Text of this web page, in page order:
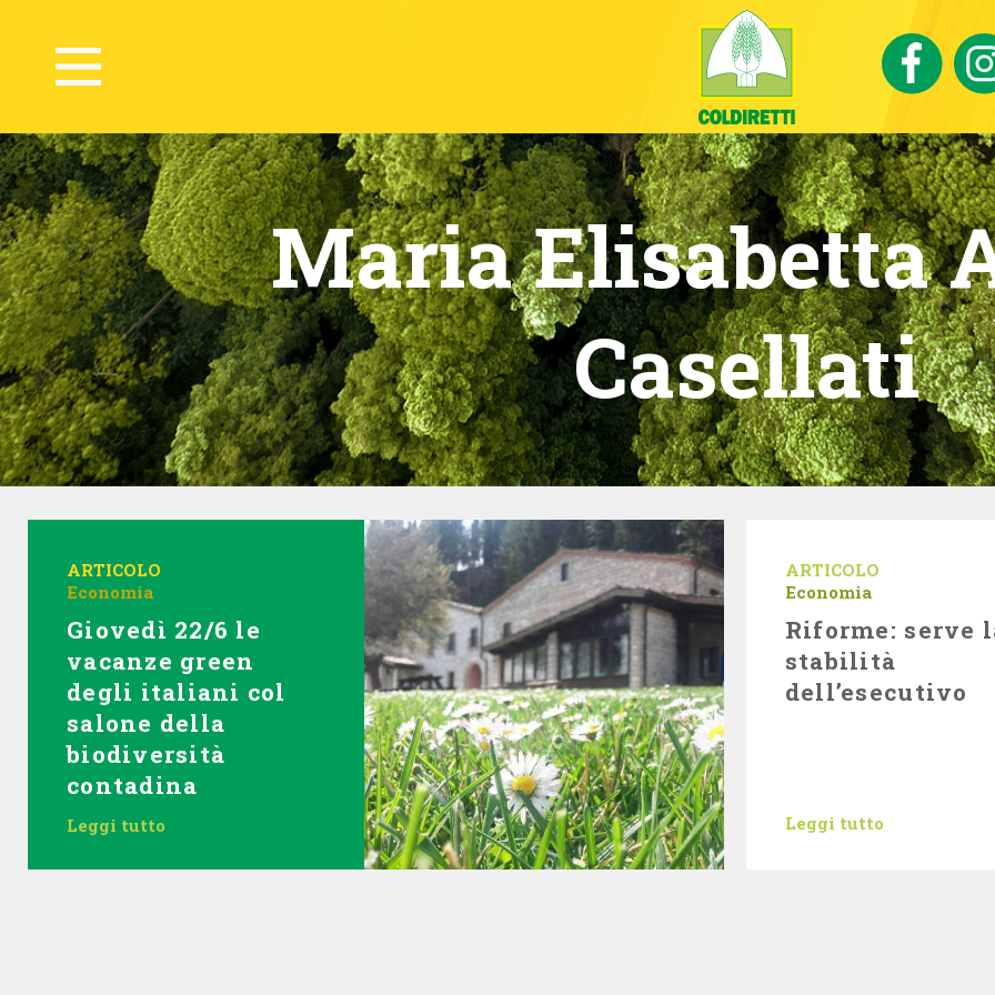
Maria Elisabetta
Casellati
ARTICOLO
Economia
Giovedì 22/6 le
vacanze green
degli italiani col
salone della
biodiversità
contadina
Leggi tutto
ARTICOLO
Economia
Riforme: serve
stabilità
dell’esecutivo
Leggi tutto